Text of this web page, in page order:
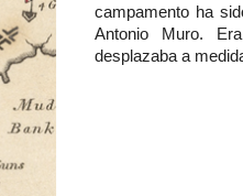
campamento ha
Antonio Muro.
desplazaba a